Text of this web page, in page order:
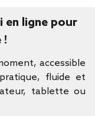
en ligne pour
!
accessible
pratique, fluide et
tablette ou